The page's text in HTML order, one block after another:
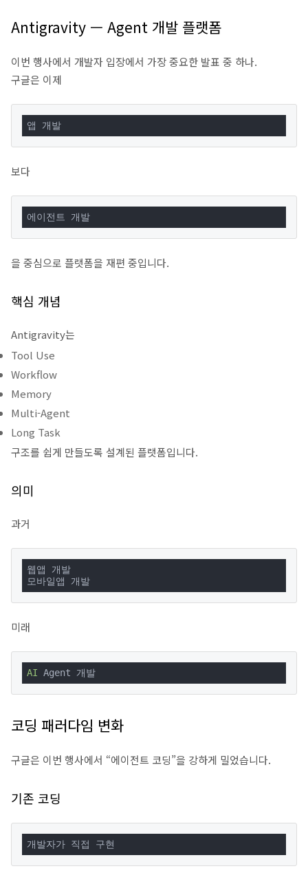
Antigravity — Agent 개발 플랫폼
이번 행사에서 개발자 입장에서 가장 중요한 발표 중 하나.
구글은 이제
앱 개발
보다
에이전트 개발
을 중심으로 플랫폼을 재편 중입니다.
핵심 개념
Antigravity는
Tool Use
Workflow
Memory
Multi-Agent
Long Task
구조를 쉽게 만들도록 설계된 플랫폼입니다.
의미
과거
웹앱 개발
모바일앱 개발
미래
AI Agent 개발
코딩 패러다임 변화
구글은 이번 행사에서 “에이전트 코딩”을 강하게 밀었습니다.
기존 코딩
개발자가 직접 구현